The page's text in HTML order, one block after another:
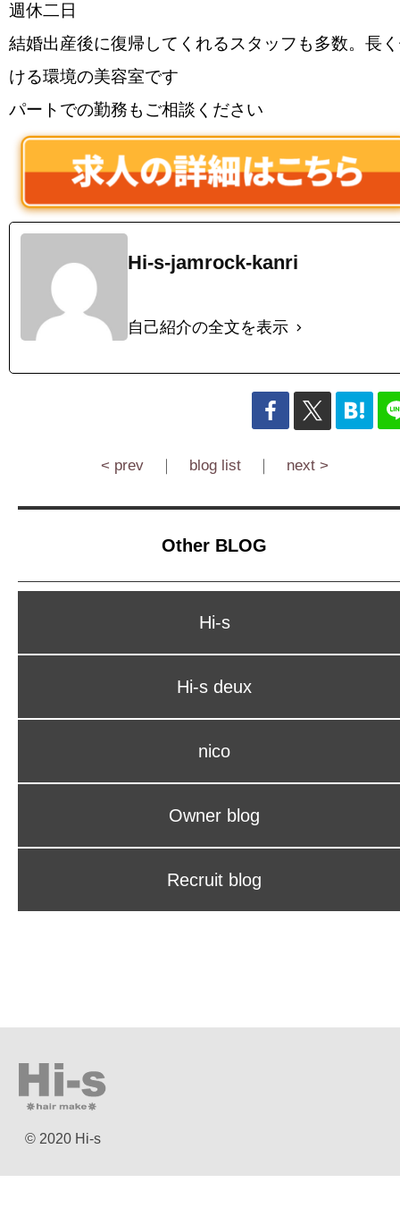
週休二日
結婚出産後に復帰してくれるスタッフも多数。長
ける環境の美容室です
パートでの勤務もご相談ください
Hi-s-jamrock-kanri
自己紹介の全文を表示
< prev｜ blog list｜ next >
Other BLOG
Hi-s
Hi-s deux
nico
Owner blog
Recruit blog
© 2020 Hi-s